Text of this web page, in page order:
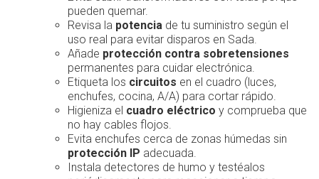
pueden quemar.
Revisa la potencia de tu suministro según el
uso real para evitar disparos en Sada.
Añade protección contra sobretensiones
permanentes para cuidar electrónica.
Etiqueta los circuitos en el cuadro (luces,
enchufes, cocina, A/A) para cortar rápido.
Higieniza el cuadro eléctrico y comprueba que
no hay cables flojos.
Evita enchufes cerca de zonas húmedas sin
protección IP adecuada.
Instala detectores de humo y testéalos